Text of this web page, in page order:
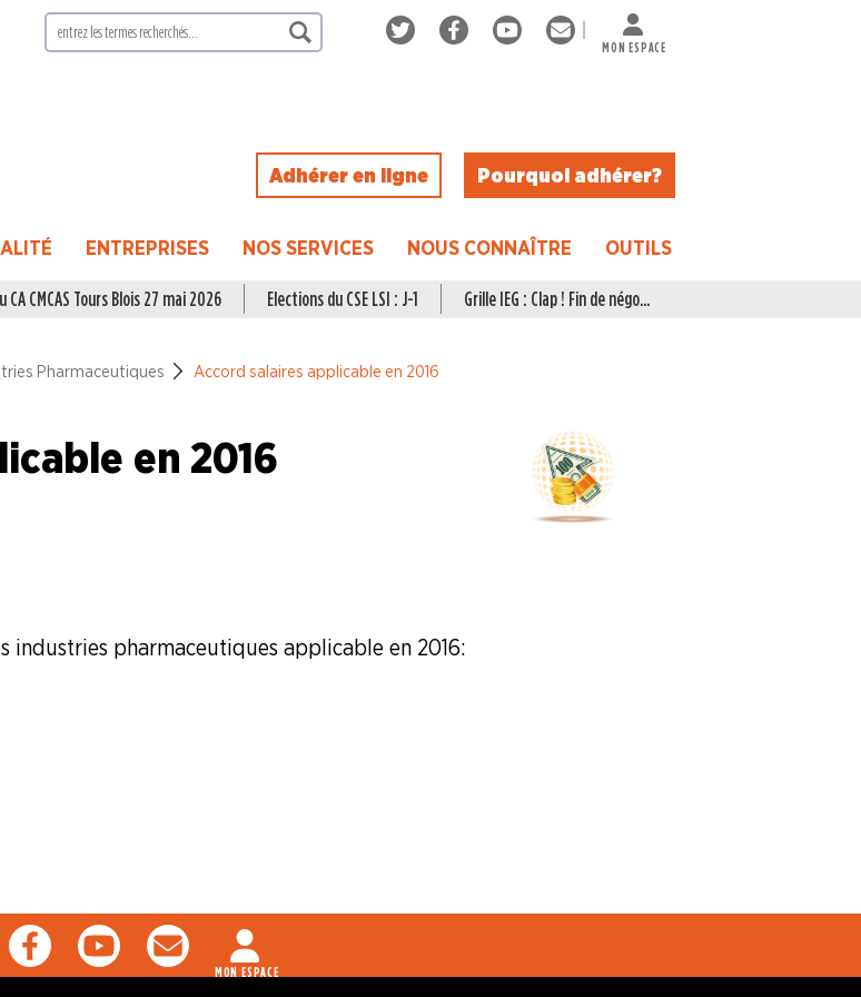
MON ESPACE
Adhérer en ligne Pourquoi adhérer ?
ENTREPRISES NOS SERVICES NOUS CONNAÎTRE OUTILS
CA CMCAS Tours Blois 27 mai 2026 Elections du CSE LSI : J-1 Grille IEG : Clap ! Fin de négo...
Pharmaceutiques Accord salaires applicable en 2016
en 2016
industries pharmaceutiques applicable en 2016 :
MON ESPACE